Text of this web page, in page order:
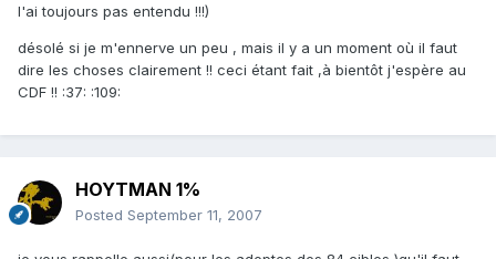
l'ai toujours pas entendu !!!)
désolé si je m'ennerve un peu , mais il y a un moment où il faut
dire les choses clairement !! ceci étant fait ,à bientôt j'espère au
CDF !! :37: :109:
HOYTMAN 1%
Posted September 11, 2007